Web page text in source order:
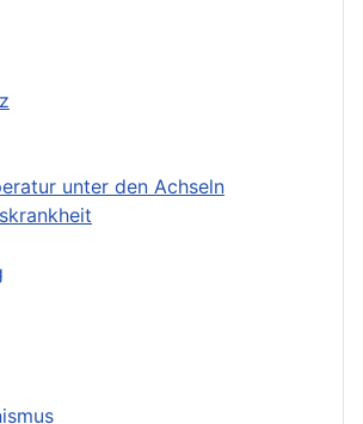
unter den Achseln